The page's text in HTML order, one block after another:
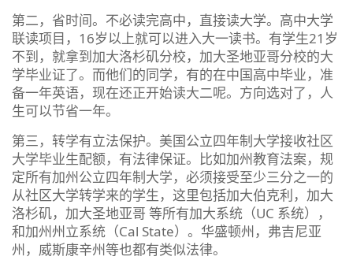
第二，省时间。不必读完高中，直接读大学。高中大学
联读项目，16岁以上就可以进入大一读书。有学生21岁
不到，就拿到加大洛杉矶分校，加大圣地亚哥分校的大
学毕业证了。而他们的同学，有的在中国高中毕业，准
备一年英语，现在还正开始读大二呢。方向选对了，人
生可以节省一年。
第三，转学有立法保护。美国公立四年制大学接收社区
大学毕业生配额，有法律保证。比如加州教育法案，规
定所有加州公立四年制大学，必须接受至少三分之一的
从社区大学转学来的学生，这里包括加大伯克利，加大
洛杉矶，加大圣地亚哥 等所有加大系统（UC 系统），
和加州州立系统（Cal State）。华盛顿州，弗吉尼亚
州，威斯康辛州等也都有类似法律。